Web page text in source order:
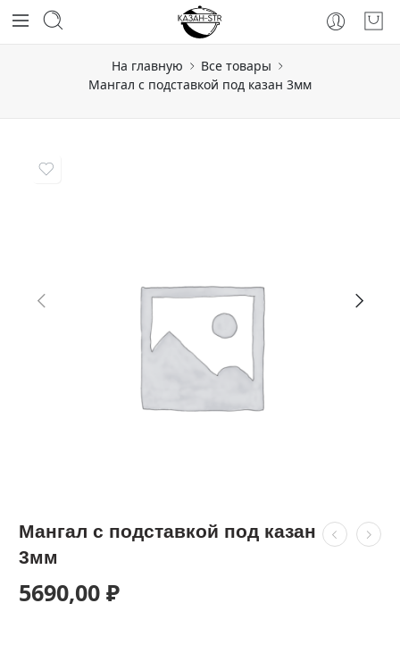
На главную
Все товары
Мангал с подставкой под казан 3мм
Мангал с подставкой под казан
3мм
5690,00 ₽